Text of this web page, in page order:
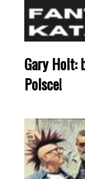
Gary Holt:
Polsce!